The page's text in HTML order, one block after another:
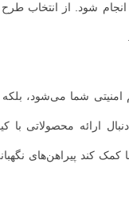
شود. از انتخاب طرح
امنیتی شما می‌شود، بلکه
ارائه محصولاتی با
کند پیراهن‌های